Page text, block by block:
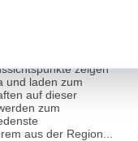
eine einfache Tour
zeigen
und laden zum
auf dieser
zum
aus der Region...